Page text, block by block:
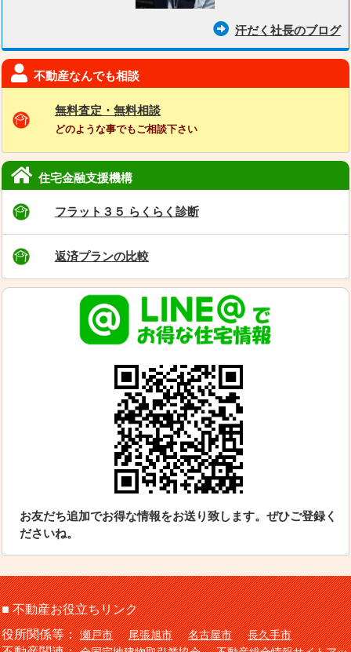
汗だく社長のブログ
不動産なんでも相談
無料査定・無料相談
どのような事でもご相談下さい
住宅金融支援機構
フラット３５ らくらく診断
返済プランの比較
お友だち追加でお得な情報をお送り致します。ぜひご登録く
ださいね。
■ 不動産お役立ちリンク
役所関係等：瀬戸市 尾張旭市 名古屋市 長久手市